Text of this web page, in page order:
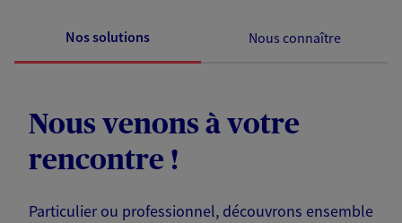
Nos solutions Nous connaître
Nous venons à votre
rencontre !
Particulier ou professionnel, découvrons ensemble